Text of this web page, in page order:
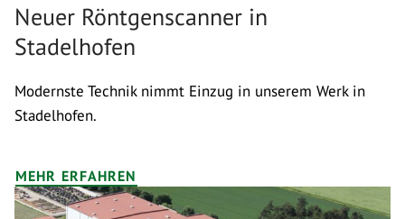
Neuer Röntgenscanner in
Stadelhofen
Modernste Technik nimmt Einzug in unserem Werk in
Stadelhofen.
MEHR ERFAHREN